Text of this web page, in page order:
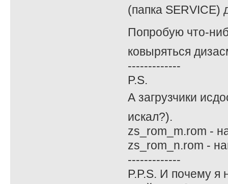
(папка SERVICE)
Попробую что-
ковыряться
-------------
P.S.
А загрузчики
искал?).
zs_rom_m.rom -
zs_rom_n.rom -
-------------
P.P.S. И почему я